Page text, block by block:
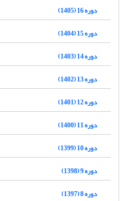
دوره 16 (1405)
دوره 15 (1404)
دوره 14 (1403)
دوره 13 (1402)
دوره 12 (1401)
دوره 11 (1400)
دوره 10 (1399)
دوره 9 (1398)
دوره 8 (1397)